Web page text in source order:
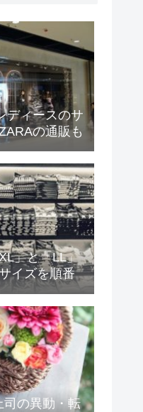
ディースのサ
の通販も
」と「LL」
イズを順番
司の異動・転